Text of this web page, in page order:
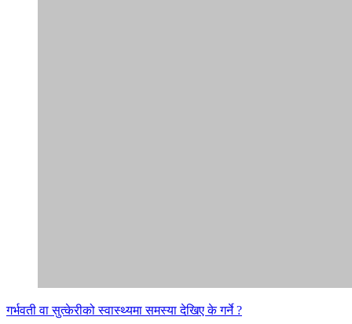
गर्भवती वा सुत्केरीको स्वास्थ्यमा समस्या देखिए के गर्ने ?